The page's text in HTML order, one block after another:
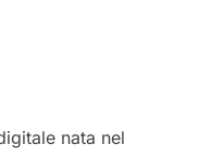
nata nel